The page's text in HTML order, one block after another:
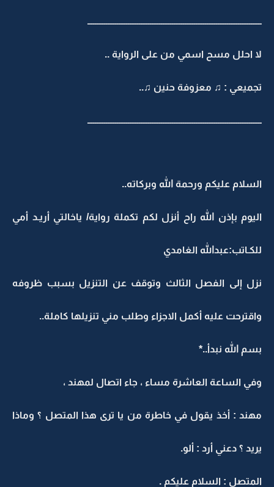
ـــــــــــــــــــــــــــــــــــــــــــــــــــــــــــــــــــــــــــــــــــــــــــــــ
لا احلل مسح اسمي من على الرواية ..
تجميعي : ♫ معزوفة حنين ♫..
ـــــــــــــــــــــــــــــــــــــــــــــــــــــــــــــــــــــــــــــــــــــــــــــــ
السلام عليكم ورحمة الله وبركاته..
اليوم بإذن الله راح أنزل لكم تكملة رواية/ ياخالتي أريـد أمي
للكـاتب:عبدالله الغامدي
نزل إلى الفصل الثالث وتوقف عن التنزيل بسبب ظروفه
واقترحت عليه أكمل الاجزاء وطلب مني تنزيلها كاملة..
بسم الله نبدأ..*
وفي الساعة العاشرة مساء ، جاء اتصال لمهند ،
مهند : أخذ يقول في خاطرة من يا ترى هذا المتصل ؟ وماذا
يريد ؟ دعني أرد : ألو.
المتصل : السلام عليكم .